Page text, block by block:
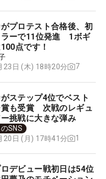
プロテスト合格後、初
ラーで11位発進 1ボギ
点です！
23日 (木) 18時20分
7
ステップ4位でベスト
賞も受賞 次戦のレギュ
挑戦に大きな弾み
SNS
20日 (月) 17時41分
1
デビュー戦初日は54位